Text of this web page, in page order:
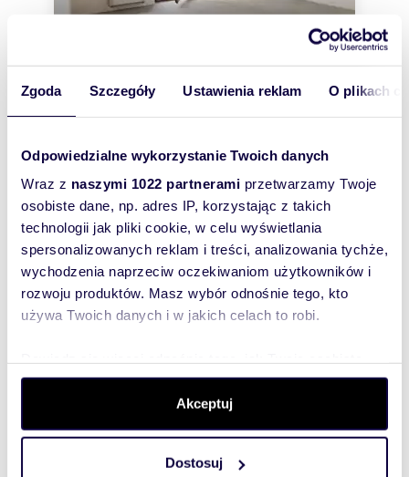
Zgoda Szczegóły Ustawienia reklam O plikach
Odpowiedzialne wykorzystanie Twoich danych
Wraz z naszymi 1022 partnerami przetwarzamy Twoje
osobiste dane, np. adres IP, korzystając z takich
technologii jak pliki cookie, w celu wyświetlania
spersonalizowanych reklam i treści, analizowania tychże,
wychodzenia naprzeciw oczekiwaniom użytkowników i
rozwoju produktów. Masz wybór odnośnie tego, kto
używa Twoich danych i w jakich celach to robi.
dane są przetwarzane oraz ustaw własne preferencje w
. W Deklaracji plików cookie możesz
zmienić lub wycofać swoją zgodę w dowolnej chwili.
Wykorzystujemy pliki cookie do spersonalizowania treści
Akceptuj
Dostosuj
92,20m2 4 8 785zł/m2
Przestronne 4-pokojowe mieszkanie z
tarasem i garażem
810 000 zł
mieszkanie Katowice, Kostuchna,
Zdzisława Hierowskiego
Opis nieruchomościNa sprzedaż przestronne
mieszkanie o powierzchni 92,20 m², położone na
2. piętrze w niskim, czteropiętrowym bu...